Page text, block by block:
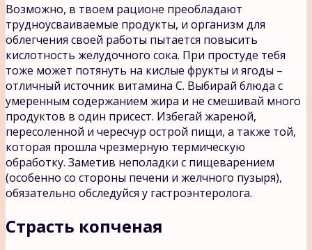
Возможно, в твоем рационе преобладают
трудноусваиваемые продукты, и организм для
облегчения своей работы пытается повысить
кислотность желудочного сока. При простуде тебя
тоже может потянуть на кислые фрукты и ягоды –
отличный источник витамина С. Выбирай блюда с
умеренным содержанием жира и не смешивай много
продуктов в один присест. Избегай жареной,
пересоленной и чересчур острой пищи, а также той,
которая прошла чрезмерную термическую
обработку. Заметив неполадки с пищеварением
(особенно со стороны печени и желчного пузыря),
обязательно обследуйся у гастроэнтеролога.
Страсть копченая